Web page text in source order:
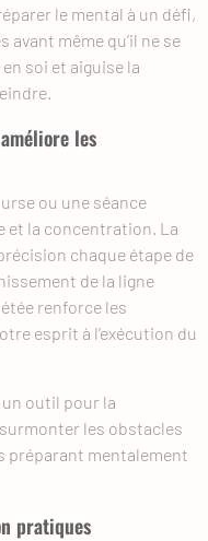
le mental à un défi,
même qu’il ne se
soi et aiguise la
les
ou une séance
et la concentration. La
chaque étape de
de la ligne
renforce les
esprit à l’exécution du
un outil pour la
les obstacles
préparant mentalement
pratiques